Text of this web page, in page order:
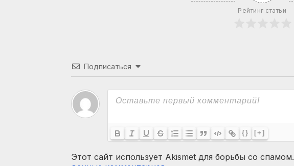
Рейтинг статьи
Подписаться
{} [+]
Этот сайт использует Akismet для борьбы со спамом.